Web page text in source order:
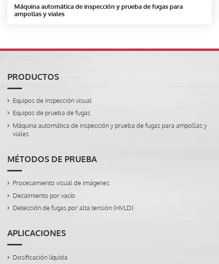
Máquina automática de inspección y prueba de fugas para
ampollas y viales
PRODUCTOS
Equipos de inspección visual
Equipos de prueba de fugas
Máquina automática de inspección y prueba de fugas para ampollas y
viales
MÉTODOS DE PRUEBA
Procesamiento visual de imágenes
Decaimiento por vacío
Detección de fugas por alta tensión (HVLD)
APLICACIONES
Dosificación líquida